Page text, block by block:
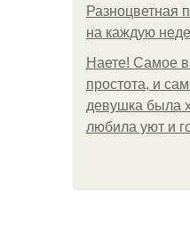
Разноцветная
на каждую
Наете! Самое
простота, и
девушка была
любила уют и